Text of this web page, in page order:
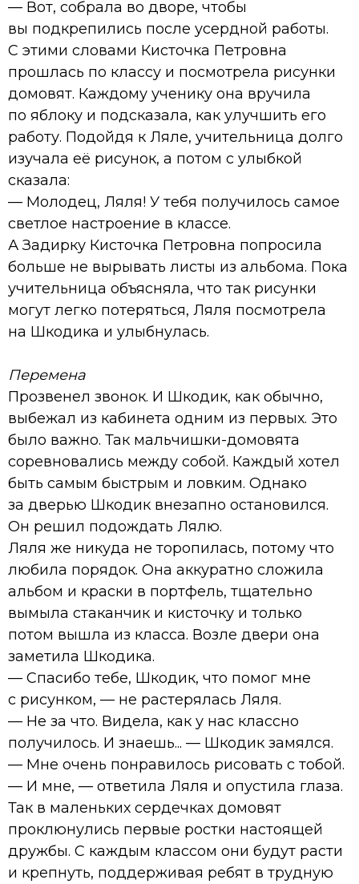
— Вот, собрала во дворе, чтобы
вы подкрепились после усердной работы.
С этими словами Кисточка Петровна
прошлась по классу и посмотрела рисунки
домовят. Каждому ученику она вручила
по яблоку и подсказала, как улучшить его
работу. Подойдя к Ляле, учительница долго
изучала её рисунок, а потом с улыбкой
сказала:
— Молодец, Ляля! У тебя получилось самое
светлое настроение в классе.
А Задирку Кисточка Петровна попросила
больше не вырывать листы из альбома. Пока
учительница объясняла, что так рисунки
могут легко потеряться, Ляля посмотрела
на Шкодика и улыбнулась.
Перемена
Прозвенел звонок. И Шкодик, как обычно,
выбежал из кабинета одним из первых. Это
было важно. Так мальчишки-домовята
соревновались между собой. Каждый хотел
быть самым быстрым и ловким. Однако
за дверью Шкодик внезапно остановился.
Он решил подождать Лялю.
Ляля же никуда не торопилась, потому что
любила порядок. Она аккуратно сложила
альбом и краски в портфель, тщательно
вымыла стаканчик и кисточку и только
потом вышла из класса. Возле двери она
заметила Шкодика.
— Спасибо тебе, Шкодик, что помог мне
с рисунком, — не растерялась Ляля.
— Не за что. Видела, как у нас классно
получилось. И знаешь... — Шкодик замялся.
— Мне очень понравилось рисовать с тобой.
— И мне, — ответила Ляля и опустила глаза.
Так в маленьких сердечках домовят
проклюнулись первые ростки настоящей
дружбы. С каждым классом они будут расти
и крепнуть, поддерживая ребят в трудную